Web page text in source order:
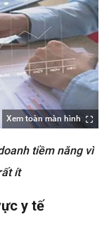
Xem toàn màn hình
tiềm năng vì
ít
y tế